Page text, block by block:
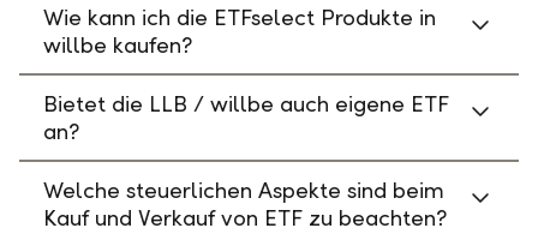
Wie kann ich die ETFselect Produkte in
willbe kaufen?
Bietet die LLB / willbe auch eigene ETF
an?
Welche steuerlichen Aspekte sind beim
Kauf und Verkauf von ETF zu beachten?